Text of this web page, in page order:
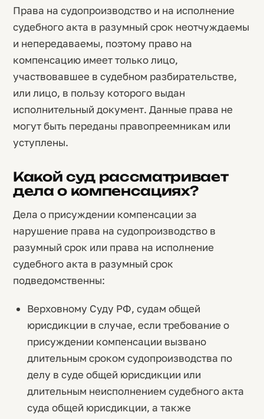
Права на судопроизводство и на исполнение
судебного акта в разумный срок неотчуждаемы
и непередаваемы, поэтому право на
компенсацию имеет только лицо,
участвовавшее в судебном разбирательстве,
или лицо, в пользу которого выдан
исполнительный документ. Данные права не
могут быть переданы правопреемникам или
уступлены.
Какой суд рассматривает
дела о компенсациях?
Дела о присуждении компенсации за
нарушение права на судопроизводство в
разумный срок или права на исполнение
судебного акта в разумный срок
подведомственны:
Верховному Суду РФ, судам общей
юрисдикции в случае, если требование о
присуждении компенсации вызвано
длительным сроком судопроизводства по
делу в суде общей юрисдикции или
длительным неисполнением судебного акта
суда общей юрисдикции, а также